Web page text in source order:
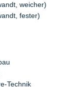
weicher)
fester)
Technik